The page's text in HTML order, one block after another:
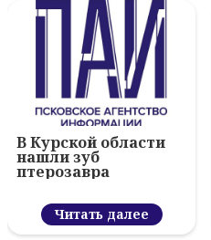
В Курской области
нашли зуб
птерозавра
Читать далее